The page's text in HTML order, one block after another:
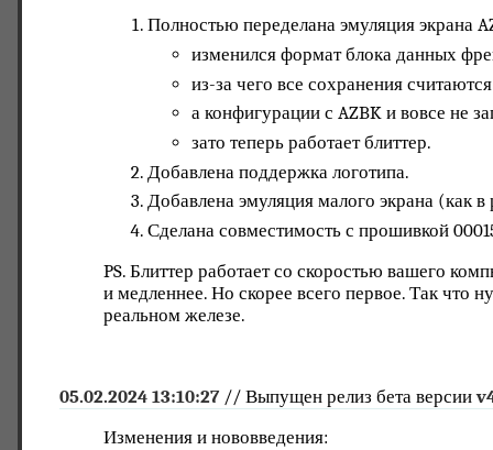
Полностью переделана эмуляция экрана
изменился формат блока данных
из-за чего все сохранения
а конфигурации с AZBK и вовсе не
зато теперь работает блиттер.
Добавлена поддержка логотипа.
Добавлена эмуляция малого экрана (как
Сделана совместимость с прошивкой
PS. Блиттер работает со скоростью вашего
и медленнее. Но скорее всего первое. Так что
реальном железе.
05.02.2024 13:10:27 // Выпущен релиз бета версии
Изменения и нововведения: